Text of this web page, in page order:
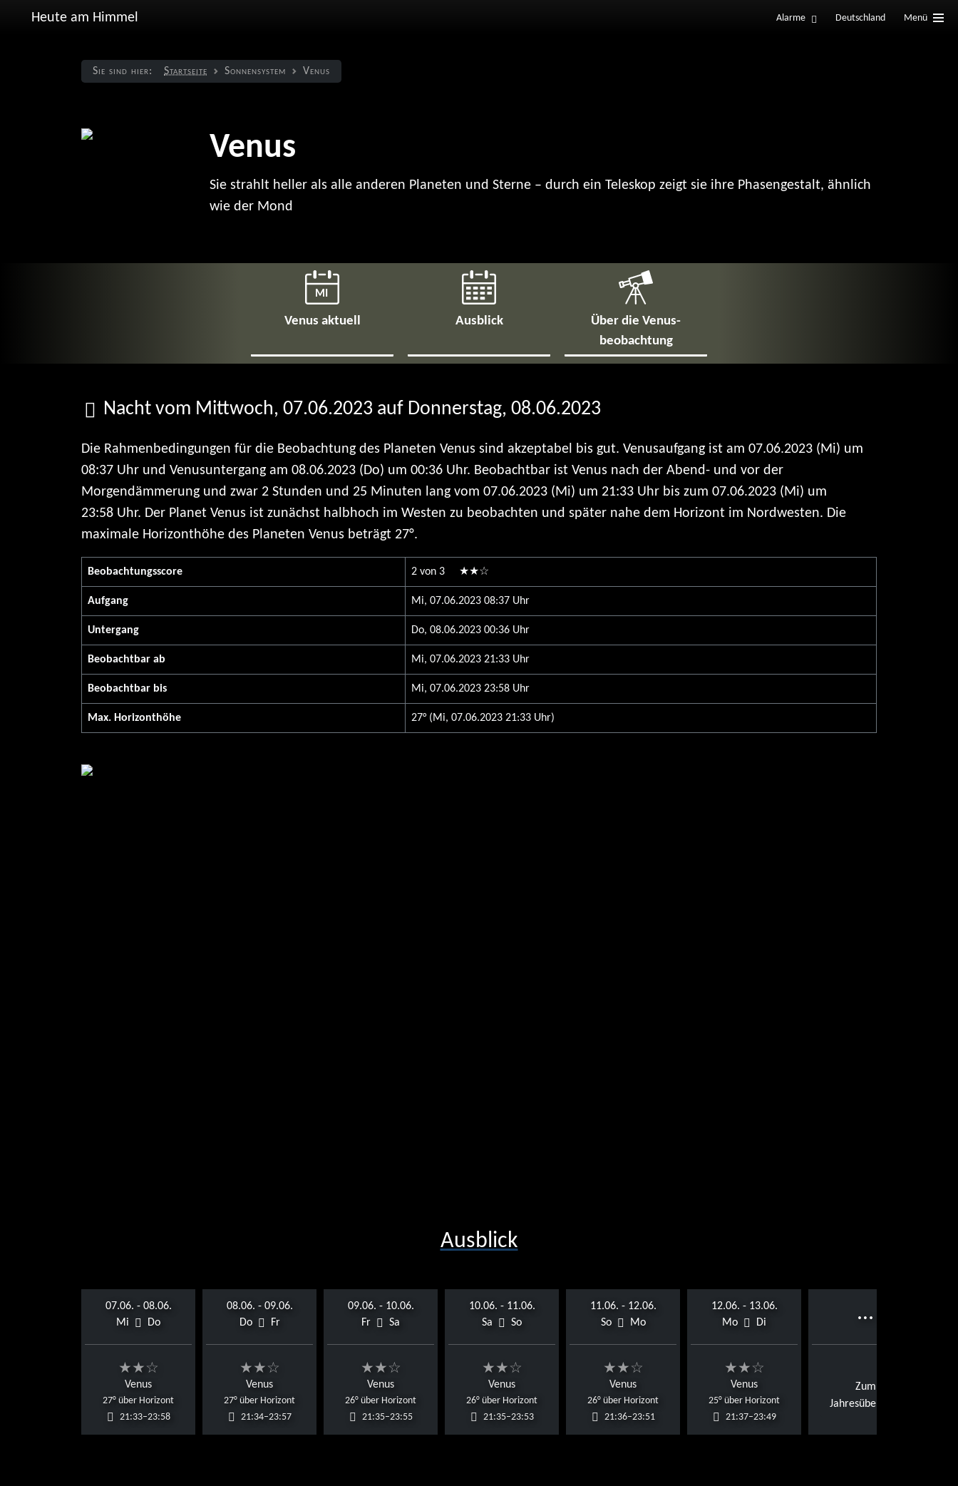
Heute am Himmel Alarme Deutschland Menü
Sie sind hier: Startseite Sonnen­system Venus
Venus
Sie strahlt heller als alle anderen Planeten und Sterne – durch ein Teleskop zeigt sie ihre Phasengestalt, ähnlich
wie der Mond
MI
Venus aktuell Ausblick
Über die Venus­
beobachtung
Nacht vom Mittwoch, 07.06.2023 auf Donnerstag, 08.06.2023
Die Rahmenbedingungen für die Beobachtung des Planeten Venus sind akzeptabel bis gut. Venusaufgang ist am 07.06.2023 (Mi) um
08:37 Uhr und Venusuntergang am 08.06.2023 (Do) um 00:36 Uhr. Beobachtbar ist Venus nach der Abend- und vor der
Morgendämmerung und zwar 2 Stunden und 25 Minuten lang vom 07.06.2023 (Mi) um 21:33 Uhr bis zum 07.06.2023 (Mi) um
23:58 Uhr. Der Planet Venus ist zunächst halbhoch im Westen zu beobachten und später nahe dem Horizont im Nordwesten. Die
maximale Horizonthöhe des Planeten Venus beträgt 27°.
Beobachtungs­score 2 von 3 ★★☆
Aufgang Mi, 07.06.2023 08:37 Uhr
Untergang Do, 08.06.2023 00:36 Uhr
Beobachtbar ab Mi, 07.06.2023 21:33 Uhr
Beobachtbar bis Mi, 07.06.2023 23:58 Uhr
Max. Horizont­höhe 27° (Mi, 07.06.2023 21:33 Uhr)
Ausblick
07.06. - 08.06.
Mi
Do
★★☆
Venus
27° über Horizont
21:33–23:58
08.06. - 09.06.
Do
Fr
★★☆
Venus
27° über Horizont
21:34–23:57
09.06. - 10.06.
Fr
Sa
★★☆
Venus
26° über Horizont
21:35–23:55
10.06. - 11.06.
Sa
So
★★☆
Venus
26° über Horizont
21:35–23:53
11.06. - 12.06.
So
Mo
★★☆
Venus
26° über Horizont
21:36–23:51
12.06. - 13.06.
Mo
Di
★★☆
Venus
25° über Horizont
21:37–23:49
…
Zum
Jahresüberblick